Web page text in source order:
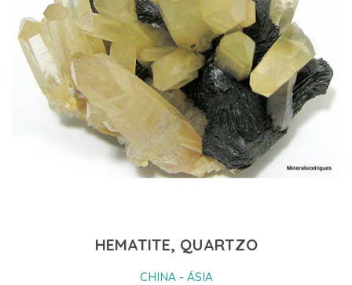
HEMATITE, QUARTZO
CHINA - ÁSIA